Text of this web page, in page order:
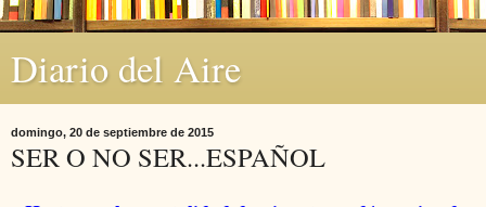
Diario del Aire
domingo, 20 de septiembre de 2015
SER O NO SER...ESPAÑOL